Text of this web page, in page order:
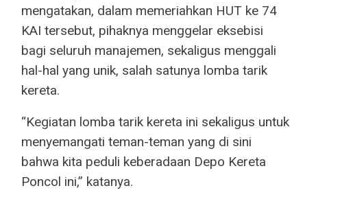
mengatakan, dalam memeriahkan HUT ke 74
KAI tersebut, pihaknya menggelar eksebisi
bagi seluruh manajemen, sekaligus menggali
hal-hal yang unik, salah satunya lomba tarik
kereta.
“Kegiatan lomba tarik kereta ini sekaligus untuk
menyemangati teman-teman yang di sini
bahwa kita peduli keberadaan Depo Kereta
Poncol ini,” katanya.